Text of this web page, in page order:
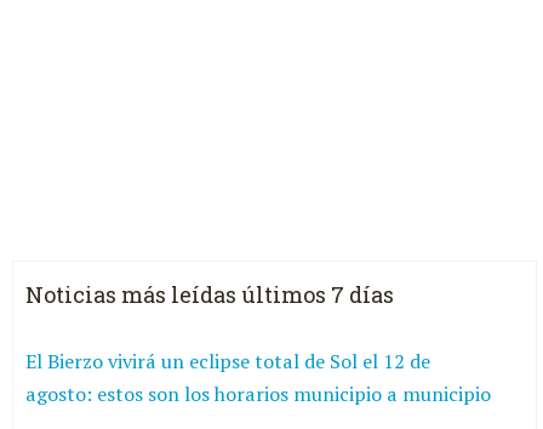
Noticias más leídas últimos 7 días
El Bierzo vivirá un eclipse total de Sol el 12 de
agosto: estos son los horarios municipio a municipio